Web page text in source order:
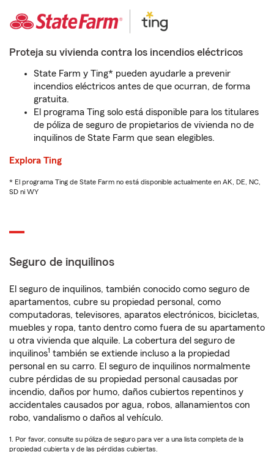
Proteja su vivienda contra los incendios eléctricos
State Farm y Ting* pueden ayudarle a prevenir
incendios eléctricos antes de que ocurran, de forma
gratuita.
El programa Ting solo está disponible para los titulares
de póliza de seguro de propietarios de vivienda no de
inquilinos de State Farm que sean elegibles.
Explora Ting
* El programa Ting de State Farm no está disponible actualmente en AK, DE, NC,
SD ni WY
Seguro de inquilinos
El seguro de inquilinos, también conocido como seguro de
apartamentos, cubre su propiedad personal, como
computadoras, televisores, aparatos electrónicos, bicicletas,
muebles y ropa, tanto dentro como fuera de su apartamento
u otra vivienda que alquile. La cobertura del seguro de
inquilinos1 también se extiende incluso a la propiedad
personal en su carro. El seguro de inquilinos normalmente
cubre pérdidas de su propiedad personal causadas por
incendio, daños por humo, daños cubiertos repentinos y
accidentales causados por agua, robos, allanamientos con
robo, vandalismo o daños al vehículo.
1. Por favor, consulte su póliza de seguro para ver a una lista completa de la
propiedad cubierta y de las pérdidas cubiertas.